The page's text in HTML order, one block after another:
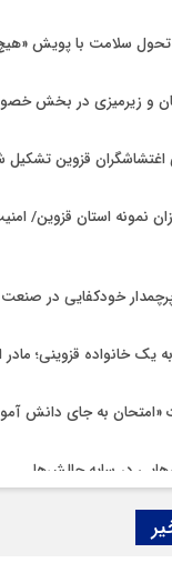
تحول سلامت با پویش
و زیرمیزی در بخش
نمونه استان قزوین/
پرچمدار خودکفایی در
یک خانواده قزوینی؛ مادر
«امتحان به جای دانش‌